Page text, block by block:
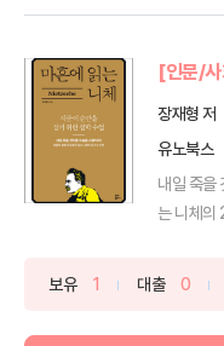
[인문/
장재형 저
유노북스
내일 죽을
는 니체의
보유 1 대출 0